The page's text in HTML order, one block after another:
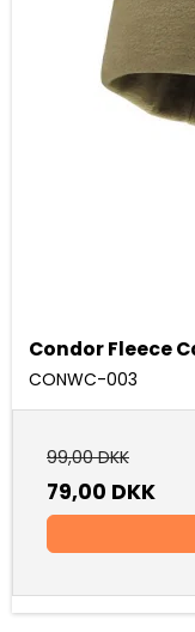
Condor Fleece
CONWC-003
99,00 DKK
79,00 DKK